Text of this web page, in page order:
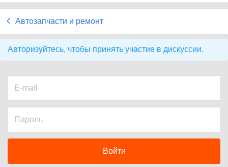
Автозапчасти и ремонт
Авторизуйтесь, чтобы принять участие в дискуссии.
Войти